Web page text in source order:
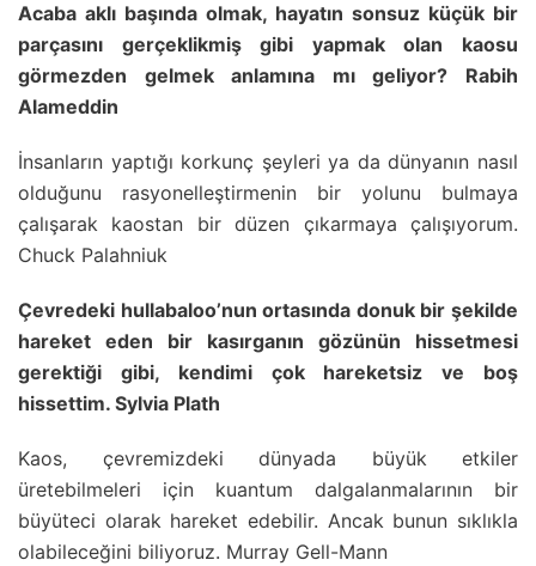
Acaba aklı başında olmak, hayatın sonsuz küçük bir
parçasını gerçeklikmiş gibi yapmak olan kaosu
görmezden gelmek anlamına mı geliyor? Rabih
Alameddin
İnsanların yaptığı korkunç şeyleri ya da dünyanın nasıl
olduğunu rasyonelleştirmenin bir yolunu bulmaya
çalışarak kaostan bir düzen çıkarmaya çalışıyorum.
Chuck Palahniuk
Çevredeki hullabaloo’nun ortasında donuk bir şekilde
hareket eden bir kasırganın gözünün hissetmesi
gerektiği gibi, kendimi çok hareketsiz ve boş
hissettim. Sylvia Plath
Kaos, çevremizdeki dünyada büyük etkiler
üretebilmeleri için kuantum dalgalanmalarının bir
büyüteci olarak hareket edebilir. Ancak bunun sıklıkla
olabileceğini biliyoruz. Murray Gell-Mann